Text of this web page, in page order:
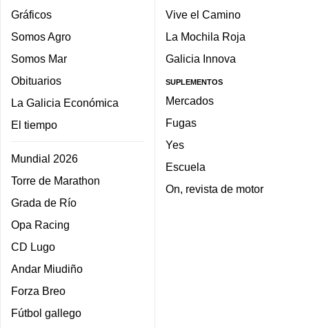
Gráficos
Somos Agro
Somos Mar
Obituarios
La Galicia Económica
El tiempo
Mundial 2026
Torre de Marathon
Grada de Río
Opa Racing
CD Lugo
Andar Miudiño
Forza Breo
Fútbol gallego
Vive el Camino
La Mochila Roja
Galicia Innova
SUPLEMENTOS
Mercados
Fugas
Yes
Escuela
On, revista de motor